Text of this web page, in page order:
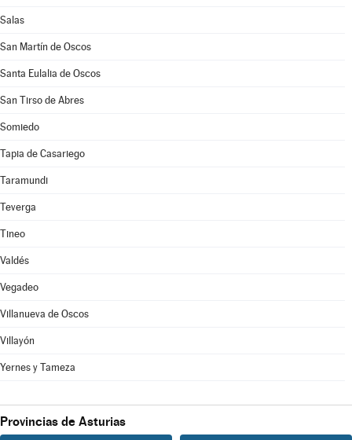
Salas
San Martín de Oscos
Santa Eulalia de Oscos
San Tirso de Abres
Somiedo
Tapia de Casariego
Taramundi
Teverga
Tineo
Valdés
Vegadeo
Villanueva de Oscos
Villayón
Yernes y Tameza
Provincias de Asturias